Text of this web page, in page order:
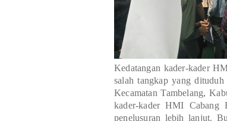
Kedatangan kader-kader
salah tangkap yang
Kecamatan Tambelang,
kader-kader HMI Cabang
penelusuran lebih lanjut.